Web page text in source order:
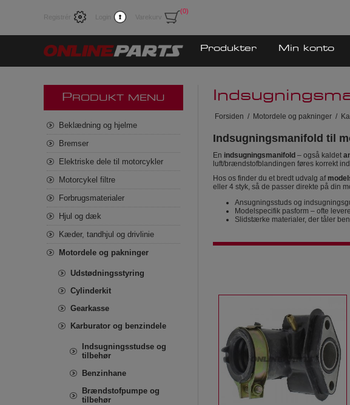
Registrér Login Varekurv
(0)
Produkter Min konto
Forsiden / Motordele og pakninger /
Indsugningsmanifold til
En indsugningsmanifold – også kaldet
luft/brændstofblandingen føres korrekt
Hos os finder du et bredt udvalg af
eller 4 styk, så de passer direkte på din
Ansugningsstuds og
Modelspecifik pasform – ofte
Slidstærke materialer, der tåler
P RODUKT MENU
Beklædning og hjelme
Bremser
Elektriske dele til motorcykler
Motorcykel filtre
Forbrugsmaterialer
Hjul og dæk
Kæder, tandhjul og drivlinie
Motordele og pakninger
Udstødningsstyring
Cylinderkit
Gearkasse
Karburator og benzindele
Indsugningsstudse og
tilbehør
Benzinhane
Brændstofpumpe og
tilbehør